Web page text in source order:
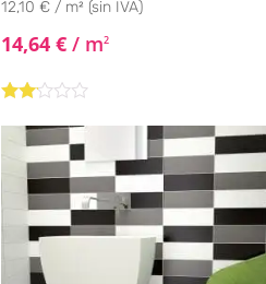
12,10 € / m² (sin IVA)
14,64€ / m2
con
2.00
de 5